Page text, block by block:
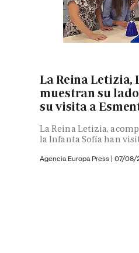
La Reina Letizia,
muestran su
su visita a
La Reina Letizia,
la Infanta Sofía han
Agencia Europa Press | 07/08/